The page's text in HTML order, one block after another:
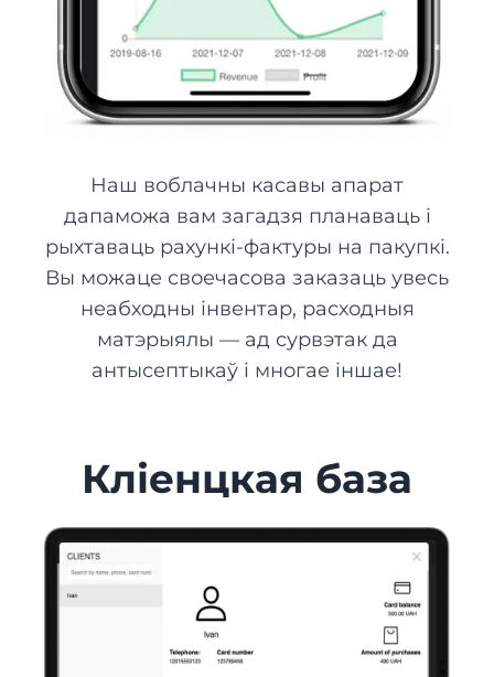
Наш воблачны касавы апарат
дапаможа вам загадзя планаваць і
рыхтаваць рахункі-фактуры на пакупкі.
Вы можаце своечасова заказаць увесь
неабходны інвентар, расходныя
матэрыялы — ад сурвэтак да
антысептыкаў і многае іншае!
Кліенцкая база